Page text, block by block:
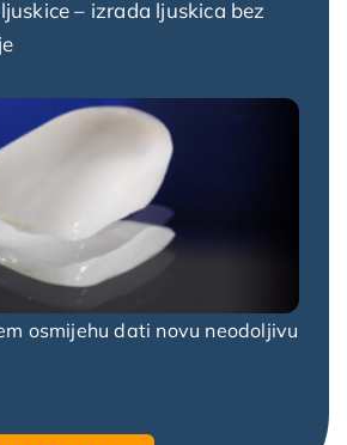
– izrada ljuskica bez
osmijehu dati novu neodoljivu